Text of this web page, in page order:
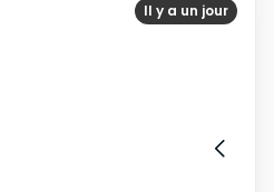
Il y a un jour